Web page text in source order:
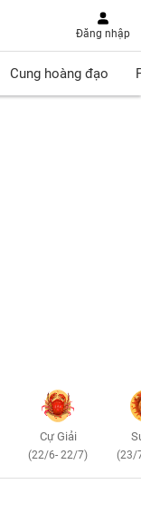
Đăng nhập
Cung hoàng đạo
Cự Giải
(22/6- 22/7) (23/